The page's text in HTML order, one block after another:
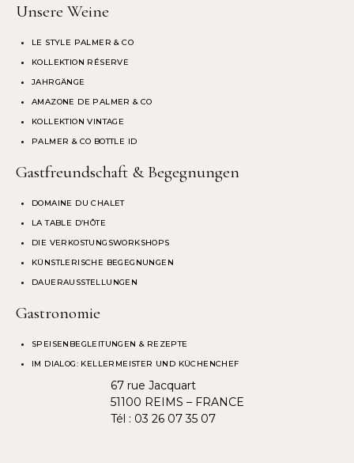
Unsere Weine
LE STYLE PALMER & CO
KOLLEKTION RÉSERVE
JAHRGÄNGE
AMAZONE DE PALMER & CO
KOLLEKTION VINTAGE
PALMER & CO BOTTLE ID
Gastfreundschaft & Begegnungen
DOMAINE DU CHALET
LA TABLE D’HÔTE
DIE VERKOSTUNGSWORKSHOPS
KÜNSTLERISCHE BEGEGNUNGEN
DAUERAUSSTELLUNGEN
Gastronomie
SPEISENBEGLEITUNGEN & REZEPTE
IM DIALOG: KELLERMEISTER UND KÜCHENCHEF
67 rue Jacquart
51100 REIMS – FRANCE
Tél : 03 26 07 35 07